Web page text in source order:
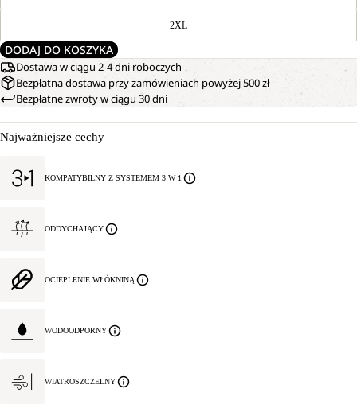
2XL
DODAJ DO KOSZYKA
Dostawa w ciągu 2-4 dni roboczych
Bezpłatna dostawa przy zamówieniach powyżej 500 zł
Bezpłatne zwroty w ciągu 30 dni
Najważniejsze cechy
KOMPATYBILNY Z SYSTEMEM 3 W 1
ODDYCHAJĄCY
OCIEPLENIE WŁÓKNINĄ
WODOODPORNY
WIATROSZCZELNY